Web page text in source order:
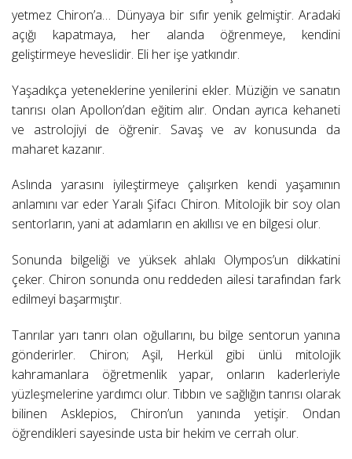
yetmez Chiron’a… Dünyaya bir sıfır yenik gelmiştir. Aradaki
açığı kapatmaya, her alanda öğrenmeye, kendini
geliştirmeye heveslidir. Eli her işe yatkındır.
Yaşadıkça yeteneklerine yenilerini ekler. Müziğin ve sanatın
tanrısı olan Apollon’dan eğitim alır. Ondan ayrıca kehaneti
ve astrolojiyi de öğrenir. Savaş ve av konusunda da
maharet kazanır.
Aslında yarasını iyileştirmeye çalışırken kendi yaşamının
anlamını var eder Yaralı Şifacı Chiron. Mitolojik bir soy olan
sentorların, yani at adamların en akıllısı ve en bilgesi olur.
Sonunda bilgeliği ve yüksek ahlakı Olympos’un dikkatini
çeker. Chiron sonunda onu reddeden ailesi tarafından fark
edilmeyi başarmıştır.
Tanrılar yarı tanrı olan oğullarını, bu bilge sentorun yanına
gönderirler. Chiron; Aşil, Herkül gibi ünlü mitolojik
kahramanlara öğretmenlik yapar, onların kaderleriyle
yüzleşmelerine yardımcı olur. Tıbbın ve sağlığın tanrısı olarak
bilinen Asklepios, Chiron’un yanında yetişir. Ondan
öğrendikleri sayesinde usta bir hekim ve cerrah olur.